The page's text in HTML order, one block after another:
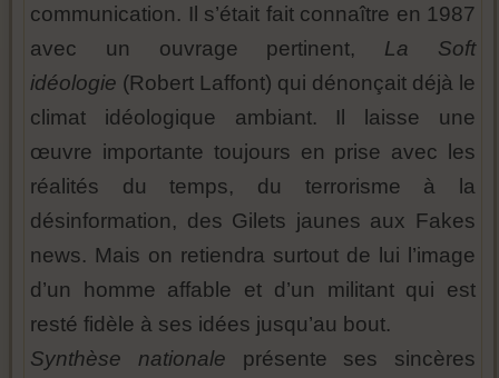
communication. Il s’était fait connaître en 1987
avec un ouvrage pertinent, La Soft
idéologie (Robert Laffont) qui dénonçait déjà le
climat idéologique ambiant. Il laisse une
œuvre importante toujours en prise avec les
réalités du temps, du terrorisme à la
désinformation, des Gilets jaunes aux Fakes
news. Mais on retiendra surtout de lui l’image
d’un homme affable et d’un militant qui est
resté fidèle à ses idées jusqu’au bout.
Synthèse nationale présente ses sincères